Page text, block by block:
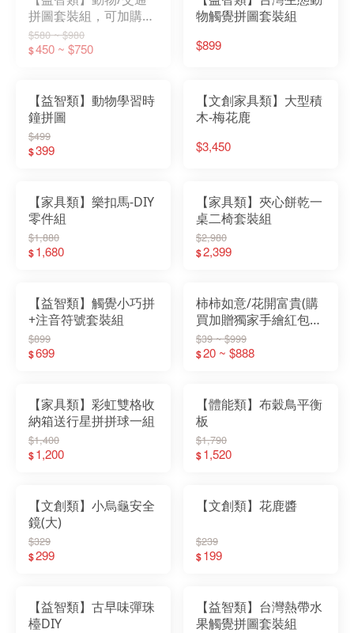
拼圖套裝組，可加購ㄅ
ㄆㄇ拼圖
$580 ~ $980
$450 ~ $750
物觸覺拼圖套裝組
$899
【益智類】動物學習時
鐘拼圖
$499
$399
【文創家具類】大型積
木-梅花鹿
$3,450
【家具類】樂扣馬-DIY
零件組
$1,880
$1,680
【家具類】夾心餅乾一
桌二椅套裝組
$2,980
$2,399
【益智類】觸覺小巧拼
+注音符號套裝組
$899
$699
柿柿如意/花開富貴(購
買加贈獨家手繪紅包
袋)
$39 ~ $999
$20 ~ $888
【家具類】彩虹雙格收
納箱送行星拼拼球一組
$1,400
$1,200
【體能類】布穀鳥平衡
板
$1,790
$1,520
【文創類】小烏龜安全
鏡(大)
$329
$299
【文創類】花鹿醬
$239
$199
【益智類】古早味彈珠
檯DIY
【益智類】台灣熱帶水
果觸覺拼圖套裝組